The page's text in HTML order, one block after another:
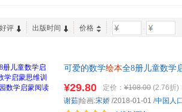
好评 出版时间 价格 -
可爱的数学绘本全8册儿童数学
¥29.80 定价： ¥108.00 (2.76折)
谢茹|绘画:宋娇 /2018-01-01 /中国人